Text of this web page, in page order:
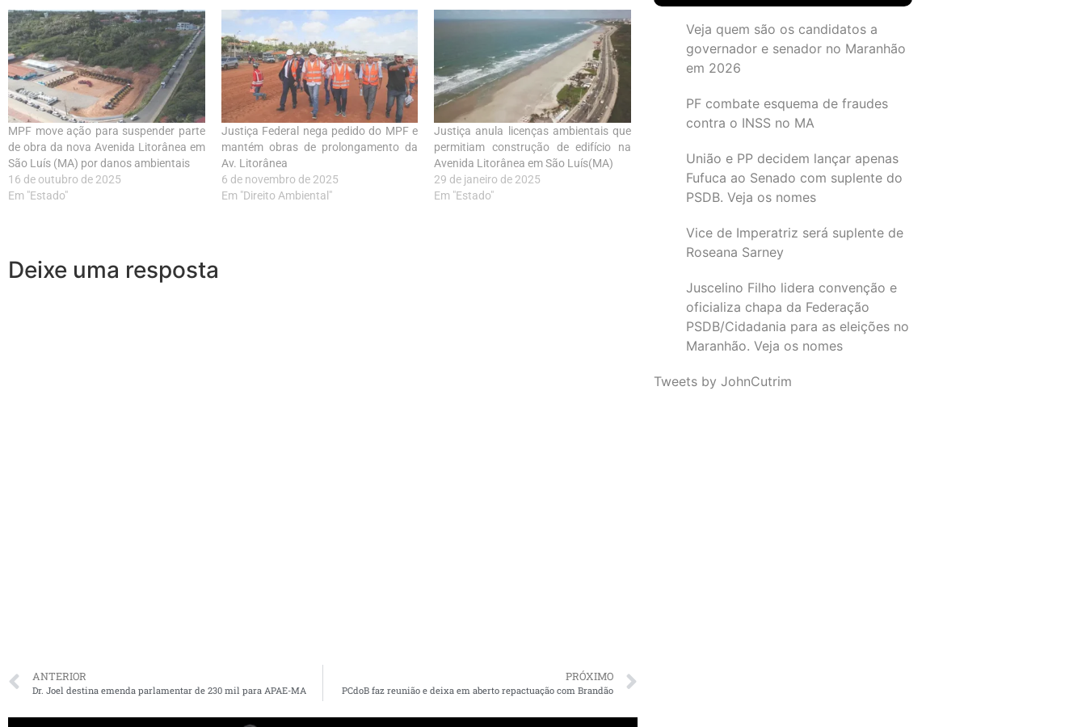
MPF move ação para suspender parte
de obra da nova Avenida Litorânea em
São Luís (MA) por danos ambientais
16 de outubro de 2025
Em "Estado"
Justiça Federal nega pedido do MPF e
mantém obras de prolongamento da
Av. Litorânea
6 de novembro de 2025
Em "Direito Ambiental"
Justiça anula licenças ambientais que
permitiam construção de edifício na
Avenida Litorânea em São Luís(MA)
29 de janeiro de 2025
Em "Estado"
Deixe uma resposta
ANTERIOR
Dr. Joel destina emenda parlamentar de 230 mil para APAE-MA
PRÓXIMO
PCdoB faz reunião e deixa em aberto repactuação com Brandão
Veja quem são os candidatos a
governador e senador no Maranhão
em 2026
PF combate esquema de fraudes
contra o INSS no MA
União e PP decidem lançar apenas
Fufuca ao Senado com suplente do
PSDB. Veja os nomes
Vice de Imperatriz será suplente de
Roseana Sarney
Juscelino Filho lidera convenção e
oficializa chapa da Federação
PSDB/Cidadania para as eleições no
Maranhão. Veja os nomes
Tweets by JohnCutrim